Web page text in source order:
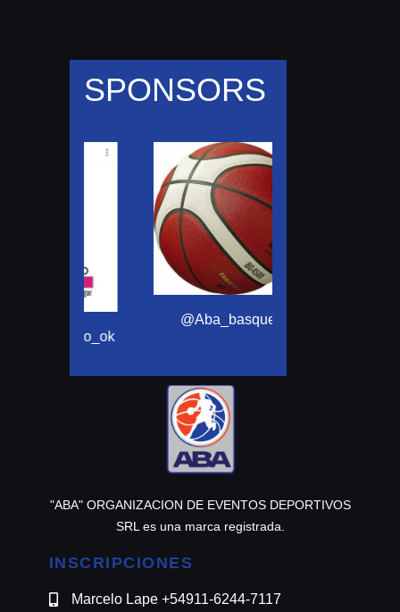
SPONSORS
@Aba_basquet
"ABA" ORGANIZACION DE EVENTOS DEPORTIVOS
SRL es una marca registrada.
INSCRIPCIONES
Marcelo Lape +54911-6244-7117